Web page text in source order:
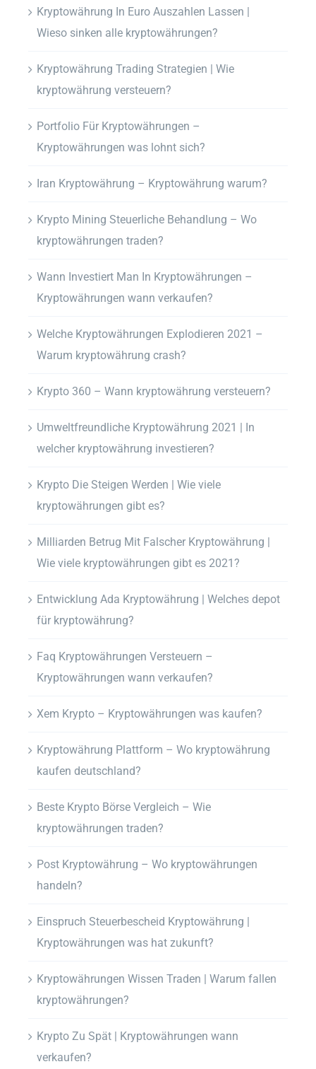
Kryptowährung In Euro Auszahlen Lassen |
Wieso sinken alle kryptowährungen?
Kryptowährung Trading Strategien | Wie
kryptowährung versteuern?
Portfolio Für Kryptowährungen –
Kryptowährungen was lohnt sich?
Iran Kryptowährung – Kryptowährung warum?
Krypto Mining Steuerliche Behandlung – Wo
kryptowährungen traden?
Wann Investiert Man In Kryptowährungen –
Kryptowährungen wann verkaufen?
Welche Kryptowährungen Explodieren 2021 –
Warum kryptowährung crash?
Krypto 360 – Wann kryptowährung versteuern?
Umweltfreundliche Kryptowährung 2021 | In
welcher kryptowährung investieren?
Krypto Die Steigen Werden | Wie viele
kryptowährungen gibt es?
Milliarden Betrug Mit Falscher Kryptowährung |
Wie viele kryptowährungen gibt es 2021?
Entwicklung Ada Kryptowährung | Welches depot
für kryptowährung?
Faq Kryptowährungen Versteuern –
Kryptowährungen wann verkaufen?
Xem Krypto – Kryptowährungen was kaufen?
Kryptowährung Plattform – Wo kryptowährung
kaufen deutschland?
Beste Krypto Börse Vergleich – Wie
kryptowährungen traden?
Post Kryptowährung – Wo kryptowährungen
handeln?
Einspruch Steuerbescheid Kryptowährung |
Kryptowährungen was hat zukunft?
Kryptowährungen Wissen Traden | Warum fallen
kryptowährungen?
Krypto Zu Spät | Kryptowährungen wann
verkaufen?